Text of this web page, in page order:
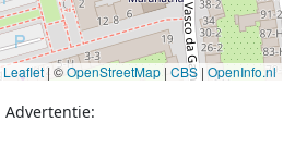
Leaflet | ©OpenStreetMap | CBS | OpenInfo.nl
Advertentie: